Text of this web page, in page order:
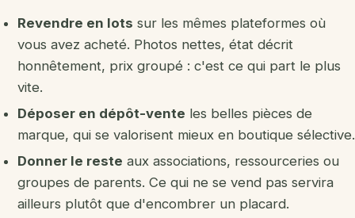
Revendre en lots sur les mêmes plateformes où
vous avez acheté. Photos nettes, état décrit
honnêtement, prix groupé : c'est ce qui part le plus
vite.
Déposer en dépôt-vente les belles pièces de
marque, qui se valorisent mieux en boutique sélective.
Donner le reste aux associations, ressourceries ou
groupes de parents. Ce qui ne se vend pas servira
ailleurs plutôt que d'encombrer un placard.